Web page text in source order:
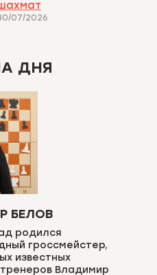
07/2026
ДНЯ
БЕЛОВ
родился
гроссмейстер,
известных
Владимир